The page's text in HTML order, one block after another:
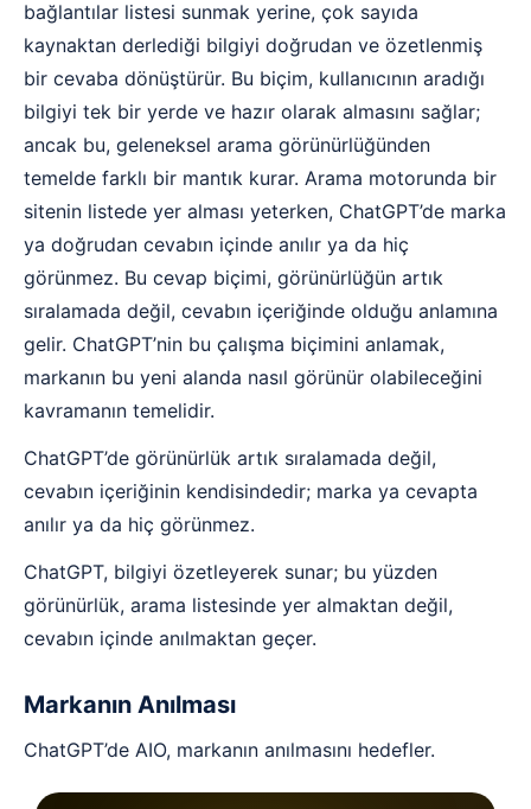
bağlantılar listesi sunmak yerine, çok sayıda
kaynaktan derlediği bilgiyi doğrudan ve özetlenmiş
bir cevaba dönüştürür. Bu biçim, kullanıcının aradığı
bilgiyi tek bir yerde ve hazır olarak almasını sağlar;
ancak bu, geleneksel arama görünürlüğünden
temelde farklı bir mantık kurar. Arama motorunda bir
sitenin listede yer alması yeterken, ChatGPT’de marka
ya doğrudan cevabın içinde anılır ya da hiç
görünmez. Bu cevap biçimi, görünürlüğün artık
sıralamada değil, cevabın içeriğinde olduğu anlamına
gelir. ChatGPT’nin bu çalışma biçimini anlamak,
markanın bu yeni alanda nasıl görünür olabileceğini
kavramanın temelidir.
ChatGPT’de görünürlük artık sıralamada değil,
cevabın içeriğinin kendisindedir; marka ya cevapta
anılır ya da hiç görünmez.
ChatGPT, bilgiyi özetleyerek sunar; bu yüzden
görünürlük, arama listesinde yer almaktan değil,
cevabın içinde anılmaktan geçer.
Markanın Anılması
ChatGPT’de AIO, markanın anılmasını hedefler.